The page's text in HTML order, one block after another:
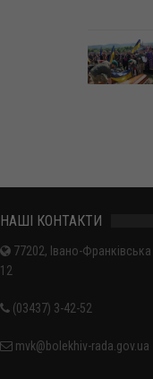
НАШІ КОНТАКТИ
77202, Івано-
12
(03437) 3-42-52
mvk@bolekhiv-rada.gov.ua